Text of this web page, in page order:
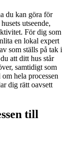
du kan göra för
utseende,
För dig som
en lokal expert
som ställs på tak i
att ditt hus står
samtidigt som
hela processen
dig rätt oavsett
till